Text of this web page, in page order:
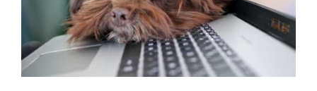
Digital et mal-être au travail